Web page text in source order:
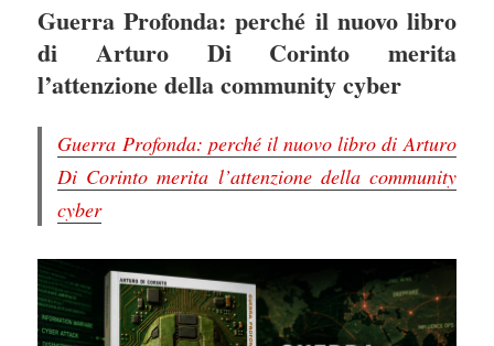
Guerra Profonda: perché il nuovo libro
di Arturo Di Corinto merita
l’attenzione della community cyber
Guerra Profonda: perché il nuovo libro di Arturo
Di Corinto merita l’attenzione della community
cyber